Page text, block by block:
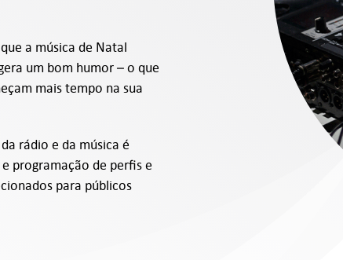
a música de Natal
um bom humor – o que
mais tempo na sua
rádio e da música é
programação de perfis e
para públicos